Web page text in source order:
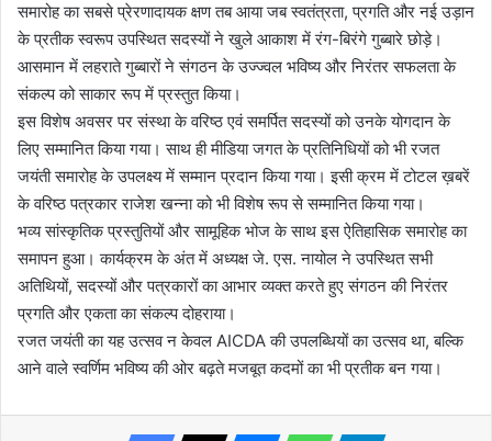
समारोह का सबसे प्रेरणादायक क्षण तब आया जब स्वतंत्रता, प्रगति और नई उड़ान
के प्रतीक स्वरूप उपस्थित सदस्यों ने खुले आकाश में रंग-बिरंगे गुब्बारे छोड़े।
आसमान में लहराते गुब्बारों ने संगठन के उज्ज्वल भविष्य और निरंतर सफलता के
संकल्प को साकार रूप में प्रस्तुत किया।
इस विशेष अवसर पर संस्था के वरिष्ठ एवं समर्पित सदस्यों को उनके योगदान के
लिए सम्मानित किया गया। साथ ही मीडिया जगत के प्रतिनिधियों को भी रजत
जयंती समारोह के उपलक्ष्य में सम्मान प्रदान किया गया। इसी क्रम में टोटल ख़बरें
के वरिष्ठ पत्रकार राजेश खन्ना को भी विशेष रूप से सम्मानित किया गया।
भव्य सांस्कृतिक प्रस्तुतियों और सामूहिक भोज के साथ इस ऐतिहासिक समारोह का
समापन हुआ। कार्यक्रम के अंत में अध्यक्ष जे. एस. नायोल ने उपस्थित सभी
अतिथियों, सदस्यों और पत्रकारों का आभार व्यक्त करते हुए संगठन की निरंतर
प्रगति और एकता का संकल्प दोहराया।
रजत जयंती का यह उत्सव न केवल AICDA की उपलब्धियों का उत्सव था, बल्कि
आने वाले स्वर्णिम भविष्य की ओर बढ़ते मजबूत कदमों का भी प्रतीक बन गया।